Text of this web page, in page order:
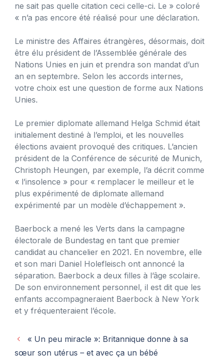
ne sait pas quelle citation ceci celle-ci. Le » coloré
« n’a pas encore été réalisé pour une déclaration.
Le ministre des Affaires étrangères, désormais, doit
être élu président de l’Assemblée générale des
Nations Unies en juin et prendra son mandat d’un
an en septembre. Selon les accords internes,
votre choix est une question de forme aux Nations
Unies.
Le premier diplomate allemand Helga Schmid était
initialement destiné à l’emploi, et les nouvelles
élections avaient provoqué des critiques. L’ancien
président de la Conférence de sécurité de Munich,
Christoph Heungen, par exemple, l’a décrit comme
« l’insolence » pour « remplacer le meilleur et le
plus expérimenté de diplomate allemand
expérimenté par un modèle d’échappement ».
Baerbock a mené les Verts dans la campagne
électorale de Bundestag en tant que premier
candidat au chancelier en 2021. En novembre, elle
et son mari Daniel Holefleisch ont annoncé la
séparation. Baerbock a deux filles à l’âge scolaire.
De son environnement personnel, il est dit que les
enfants accompagneraient Baerbock à New York
et y fréquenteraient l’école.
« Un peu miracle »: Britannique donne à sa
sœur son utérus – et avec ça un bébé